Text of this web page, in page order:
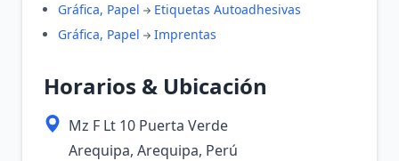
Gráfica, Papel
Etiquetas Autoadhesivas
Gráfica, Papel
Imprentas
Horarios & Ubicación
Mz F Lt 10 Puerta Verde
Arequipa, Arequipa, Perú